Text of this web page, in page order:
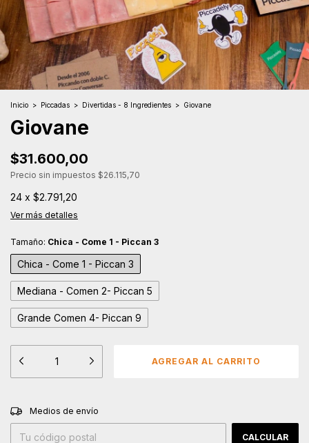
Inicio > Piccadas > Divertidas - 8 Ingredientes > Giovane
Giovane
$31.600,00
Precio sin impuestos $26.115,70
24 x $2.791,20
Ver más detalles
Tamaño: Chica - Come 1 - Piccan 3
Chica - Come 1 - Piccan 3
Mediana - Comen 2- Piccan 5
Grande Comen 4- Piccan 9
Entregas para el CP:
Medios de envío
CALCULAR